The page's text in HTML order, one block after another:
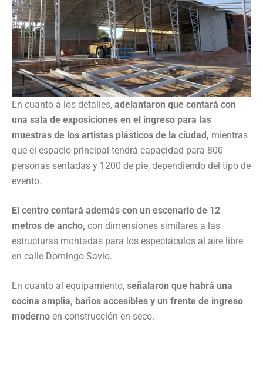
En cuanto a los detalles, adelantaron que contará con
una sala de exposiciones en el ingreso para las
muestras de los artistas plásticos de la ciudad, mientras
que el espacio principal tendrá capacidad para 800
personas sentadas y 1200 de pie, dependiendo del tipo de
evento.
El centro contará además con un escenario de 12
metros de ancho, con dimensiones similares a las
estructuras montadas para los espectáculos al aire libre
en calle Domingo Savio.
En cuanto al equipamiento, señalaron que habrá una
cocina amplia, baños accesibles y un frente de ingreso
moderno en construcción en seco.